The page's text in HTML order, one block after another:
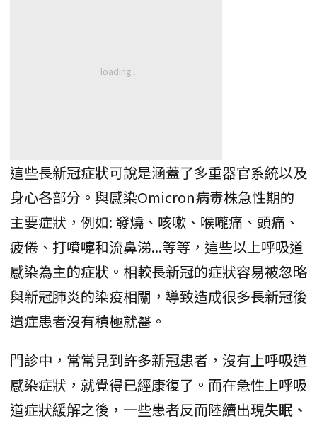
這些長新冠症狀可說是涵蓋了多重器官系統以及
身心各部分。與感染Omicron病毒株急性期的
主要症狀，例如: 發燒、咳嗽、喉嚨痛、頭痛、
疲倦、打噴嚏和流鼻涕...等等，這些以上呼吸道
感染為主的症狀。相較長新冠的症狀容易被忽略
與新冠肺炎的染疫相關，導致造成很多長新冠後
遺症患者沒有積極就醫。
門診中，常常見到許多新冠患者，沒有上呼吸道
感染症狀，就覺得已經康復了。而在急性上呼吸
道症狀緩解之後，一些患者反而陸續出現失眠、